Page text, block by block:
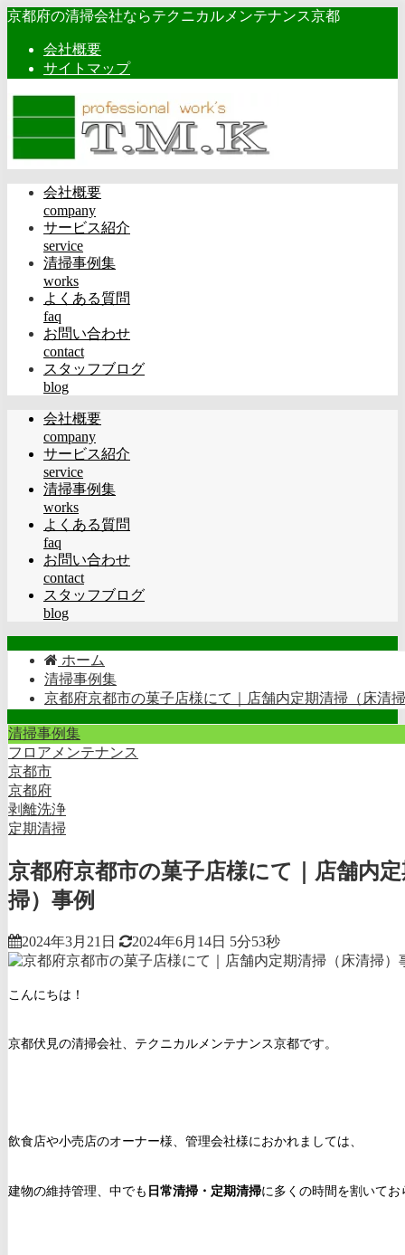
京都府の清掃会社ならテクニカルメンテナンス京都
会社概要
サイトマップ
会社概要
company
サービス紹介
service
清掃事例集
works
よくある質問
faq
お問い合わせ
contact
スタッフブログ
blog
会社概要
company
サービス紹介
service
清掃事例集
works
よくある質問
faq
お問い合わせ
contact
スタッフブログ
blog
ホーム
清掃事例集
京都府京都市の菓子店様にて｜店舗内定期清掃（床清
清掃事例集
フロアメンテナンス
京都市
京都府
剥離洗浄
定期清掃
京都府京都市の菓子店様にて｜店舗内
掃）事例
2024年3月21日 2024年6月14日 5分53秒
こんにちは！
京都伏見の清掃会社、テクニカルメンテナンス京都です。
飲食店や小売店のオーナー様、管理会社様におかれましては、
建物の維持管理、中でも 日常清掃・定期清掃に多くの時間を割いて